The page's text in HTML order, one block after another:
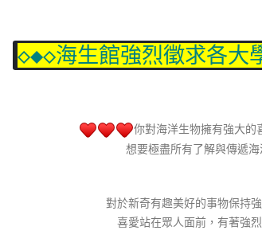
◇◆◇海生館強烈徵求各大
你對海洋生物擁有強大的
想要極盡所有了解與傳遞海
對於新奇有趣美好的事物保持
喜愛站在眾人面前，有著強